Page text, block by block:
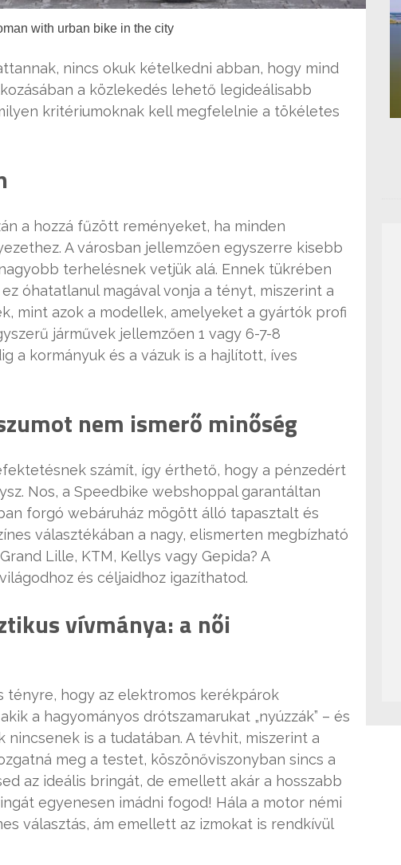
with urban bike in the city
nincs okuk kételkedni abban, hogy mind
a közlekedés lehető legideálisabb
kritériumoknak kell megfelelnie a tökéletes
a hozzá fűzött reményeket, ha minden
A városban jellemzően egyszerre kisebb
terhelésnek vetjük alá. Ennek tükrében
óhatatlanul magával vonja a tényt, miszerint a
mint azok a modellek, amelyeket a gyártók profi
járművek jellemzően 1 vagy 6-7-8
a kormányuk és a vázuk is a hajlított, íves
nem ismerő minőség
számít, így érthető, hogy a pénzedért
Nos, a Speedbike webshoppal garantáltan
forgó webáruház mögött álló tapasztalt és
választékában a nagy, elismerten megbízható
Lille, KTM, Kellys vagy Gepida? A
és céljaidhoz igazíthatod.
vívmánya: a női
tényre, hogy az elektromos kerékpárok
a hagyományos drótszamarukat „nyúzzák” – és
is a tudatában. A tévhit, miszerint a
meg a testet, köszönőviszonyban sincs a
az ideális bringát, de emellett akár a hosszabb
egyenesen imádni fogod! Hála a motor némi
választás, ám emellett az izmokat is rendkívül